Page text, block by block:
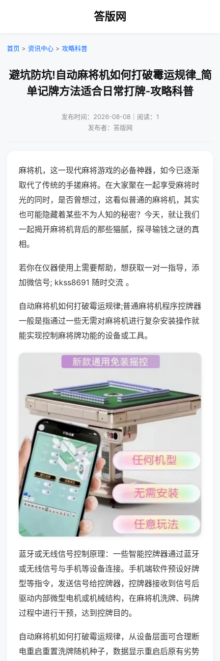
答版网
首页 > 资讯中心 > 攻略科普
避坑防坑!自动麻将机如何打破霉运规律_简
单记牌方法适合日常打牌-攻略科普
发布时间：2026-08-08｜阅读：1
发布者：答版网
麻将机，这一现代麻将游戏的必备神器，如今已逐渐
取代了传统的手搓麻将。在大家聚在一起享受麻将时
光的同时，是否曾想过，这看似普通的麻将机，其实
也可能隐藏着某些不为人知的秘密？今天，就让我们
一起揭开麻将机背后的那些猫腻，探寻输钱之谜的真
相。
若你在仪器使用上需要帮助，想获取一对一指导，添
加微信号; kkss8691 随时交流 。
自动麻将机如何打破霉运规律;普通麻将机程序控牌器
一般是指通过一些无需对麻将机进行复杂安装操作就
能实现控制麻将牌功能的设备或工具。
蓝牙或无线信号控制原理：一些智能控牌器通过蓝牙
或无线信号与手机等设备连接。手机端软件预设好牌
型等指令，发送信号给控牌器，控牌器接收到信号后
驱动内部微型电机或机械结构，在麻将机洗牌、码牌
过程中进行干预，达到控牌目的。
自动麻将机如何打破霉运规律，从设备层面可合理断
电重启重置洗牌随机种子，数据显示重启后原有劣势